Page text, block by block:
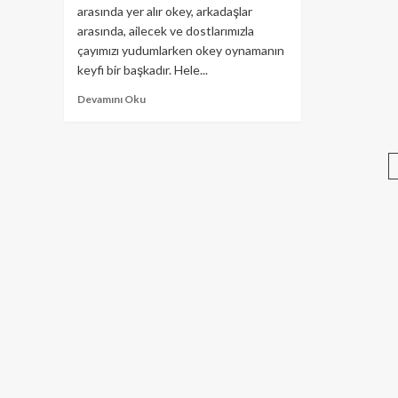
arasında yer alır okey, arkadaşlar
arasında, ailecek ve dostlarımızla
çayımızı yudumlarken okey oynamanın
keyfi bir başkadır. Hele...
Devamını Oku